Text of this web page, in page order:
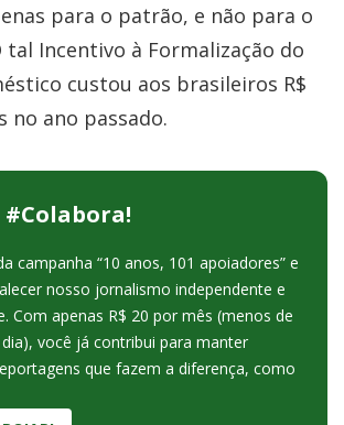
para o patrão, e não para o
tal Incentivo à Formalização do
custou aos brasileiros R$
no ano passado.
#Colabora!
campanha “10 anos, 101 apoiadores” e
nosso jornalismo independente e
Com apenas R$ 20 por mês (menos de
você já contribui para manter
que fazem a diferença, como